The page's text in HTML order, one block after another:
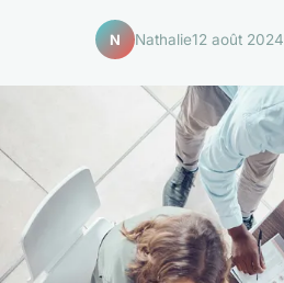
N Nathalie12 août 2024